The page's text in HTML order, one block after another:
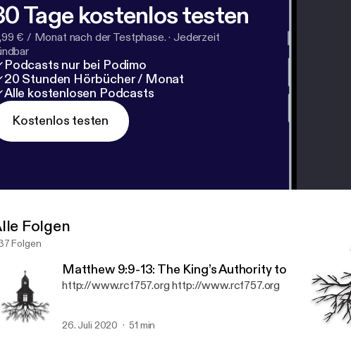
Tage kostenlos testen
€ / Monat nach der Testphase.· Jederzeit
Podcasts nur bei Podimo
20 Stunden Hörbücher / Monat
Alle kostenlosen Podcasts
Kostenlos testen
Folgen
Folgen
Matthew 9:9-13: The King’s Authority to Call
http://www.rcf757.org http://www.rcf757.org
26. Juli 2020 51 min